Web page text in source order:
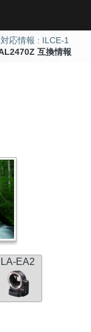
応情報 : ILCE-1
互換情報
LA-EA2